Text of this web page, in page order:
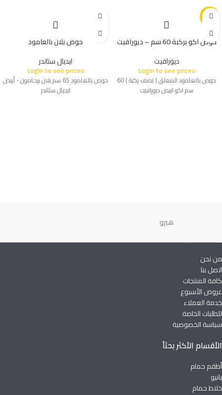
-2%
حوض اكو بركبة 60 سم – ديورافيت
ديورافيت
Login to see prices
حوض بالعامود المعلق ( نصف ركبة ) 60
سم اكو ابيض ديورافيت
حوض بلان بالعامود
ايديال ستاندر
Login to see prices
حوض بالعامود 65 سم بلان برجامون - أبيض
ايديال ستاندر
هيرو
من نحن
اتصل بنا
كافة المنتجات
عروض الأسبوع
خدمة العملاء
للطلبات الخاصة
سياسة الخصوصية
الأقسام الأكثر بحثاً
أطقم حمام
بانيو
خلاط حمام